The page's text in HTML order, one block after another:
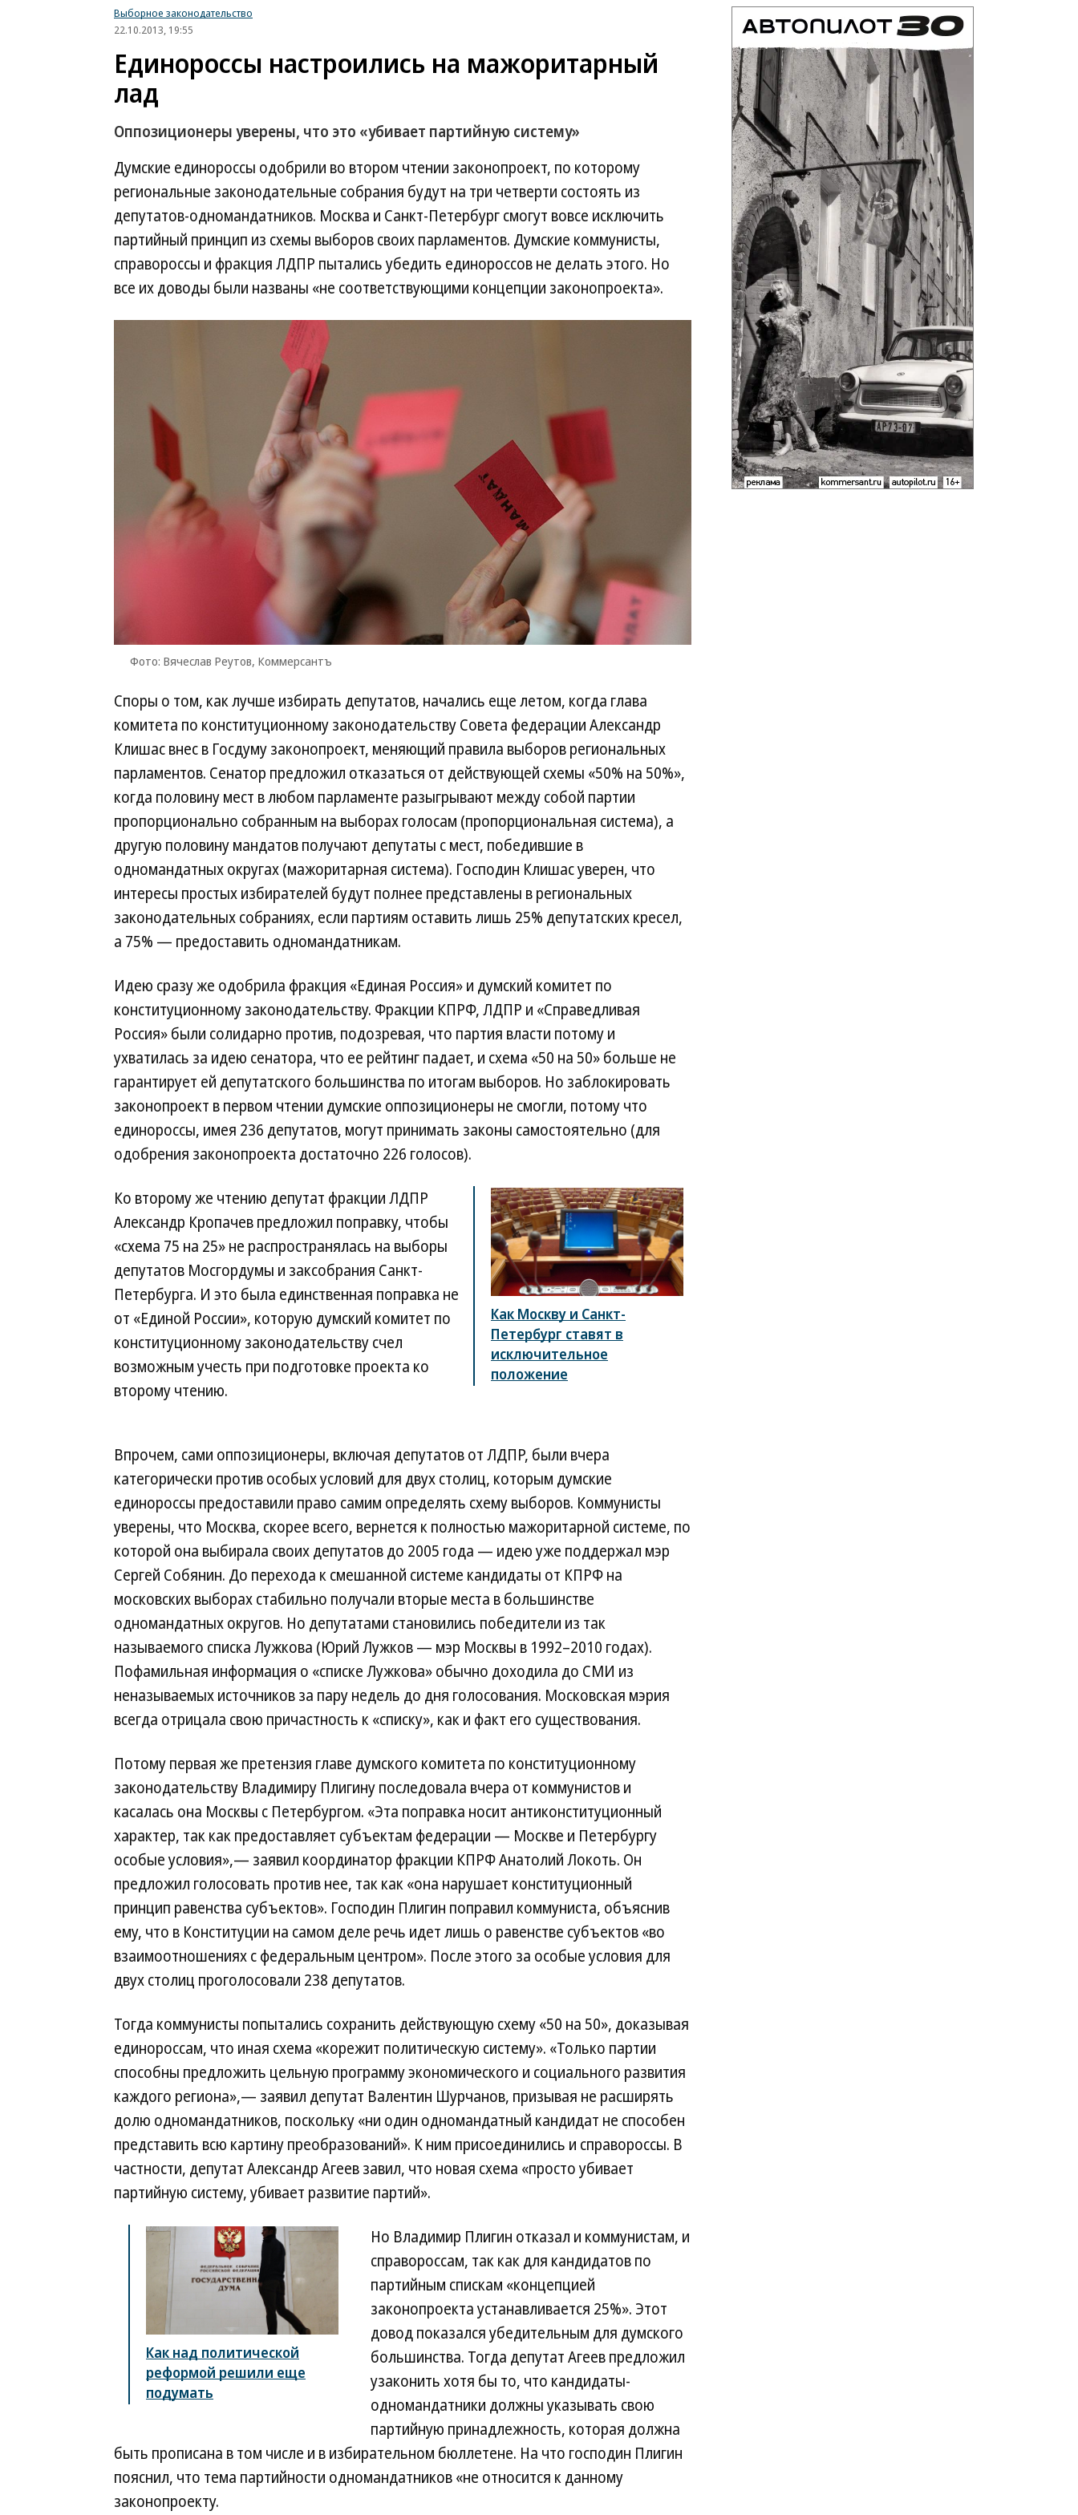
Выборное законодательство
22.10.2013, 19:55
Единороссы настроились на мажоритарный
лад
Оппозиционеры уверены, что это «убивает партийную систему»
Думские единороссы одобрили во втором чтении законопроект, по которому
региональные законодательные собрания будут на три четверти состоять из
депутатов-одномандатников. Москва и Санкт-Петербург смогут вовсе исключить
партийный принцип из схемы выборов своих парламентов. Думские коммунисты,
справороссы и фракция ЛДПР пытались убедить единороссов не делать этого. Но
все их доводы были названы «не соответствующими концепции законопроекта».
Фото: Вячеслав Реутов, Коммерсантъ
Споры о том, как лучше избирать депутатов, начались еще летом, когда глава
комитета по конституционному законодательству Совета федерации Александр
Клишас внес в Госдуму законопроект, меняющий правила выборов региональных
парламентов. Сенатор предложил отказаться от действующей схемы «50% на 50%»,
когда половину мест в любом парламенте разыгрывают между собой партии
пропорционально собранным на выборах голосам (пропорциональная система), а
другую половину мандатов получают депутаты с мест, победившие в
одномандатных округах (мажоритарная система). Господин Клишас уверен, что
интересы простых избирателей будут полнее представлены в региональных
законодательных собраниях, если партиям оставить лишь 25% депутатских кресел,
а 75% — предоставить одномандатникам.
Идею сразу же одобрила фракция «Единая Россия» и думский комитет по
конституционному законодательству. Фракции КПРФ, ЛДПР и «Справедливая
Россия» были солидарно против, подозревая, что партия власти потому и
ухватилась за идею сенатора, что ее рейтинг падает, и схема «50 на 50» больше не
гарантирует ей депутатского большинства по итогам выборов. Но заблокировать
законопроект в первом чтении думские оппозиционеры не смогли, потому что
единороссы, имея 236 депутатов, могут принимать законы самостоятельно (для
одобрения законопроекта достаточно 226 голосов).
Как Москву и Санкт-
Петербург ставят в
исключительное
положение
Ко второму же чтению депутат фракции ЛДПР
Александр Кропачев предложил поправку, чтобы
«схема 75 на 25» не распространялась на выборы
депутатов Мосгордумы и заксобрания Санкт-
Петербурга. И это была единственная поправка не
от «Единой России», которую думский комитет по
конституционному законодательству счел
возможным учесть при подготовке проекта ко
второму чтению.
Впрочем, сами оппозиционеры, включая депутатов от ЛДПР, были вчера
категорически против особых условий для двух столиц, которым думские
единороссы предоставили право самим определять схему выборов. Коммунисты
уверены, что Москва, скорее всего, вернется к полностью мажоритарной системе, по
которой она выбирала своих депутатов до 2005 года — идею уже поддержал мэр
Сергей Собянин. До перехода к смешанной системе кандидаты от КПРФ на
московских выборах стабильно получали вторые места в большинстве
одномандатных округов. Но депутатами становились победители из так
называемого списка Лужкова (Юрий Лужков — мэр Москвы в 1992–2010 годах).
Пофамильная информация о «списке Лужкова» обычно доходила до СМИ из
неназываемых источников за пару недель до дня голосования. Московская мэрия
всегда отрицала свою причастность к «списку», как и факт его существования.
Потому первая же претензия главе думского комитета по конституционному
законодательству Владимиру Плигину последовала вчера от коммунистов и
касалась она Москвы с Петербургом. «Эта поправка носит антиконституционный
характер, так как предоставляет субъектам федерации — Москве и Петербургу
особые условия»,— заявил координатор фракции КПРФ Анатолий Локоть. Он
предложил голосовать против нее, так как «она нарушает конституционный
принцип равенства субъектов». Господин Плигин поправил коммуниста, объяснив
ему, что в Конституции на самом деле речь идет лишь о равенстве субъектов «во
взаимоотношениях с федеральным центром». После этого за особые условия для
двух столиц проголосовали 238 депутатов.
Тогда коммунисты попытались сохранить действующую схему «50 на 50», доказывая
единороссам, что иная схема «корежит политическую систему». «Только партии
способны предложить цельную программу экономического и социального развития
каждого региона»,— заявил депутат Валентин Шурчанов, призывая не расширять
долю одномандатников, поскольку «ни один одномандатный кандидат не способен
представить всю картину преобразований». К ним присоединились и справороссы. В
частности, депутат Александр Агеев завил, что новая схема «просто убивает
партийную систему, убивает развитие партий».
Как над политической
реформой решили еще
подумать
Но Владимир Плигин отказал и коммунистам, и
справороссам, так как для кандидатов по
партийным спискам «концепцией
законопроекта устанавливается 25%». Этот
довод показался убедительным для думского
большинства. Тогда депутат Агеев предложил
узаконить хотя бы то, что кандидаты-
одномандатники должны указывать свою
партийную принадлежность, которая должна
быть прописана в том числе и в избирательном бюллетене. На что господин Плигин
пояснил, что тема партийности одномандатников «не относится к данному
законопроекту.